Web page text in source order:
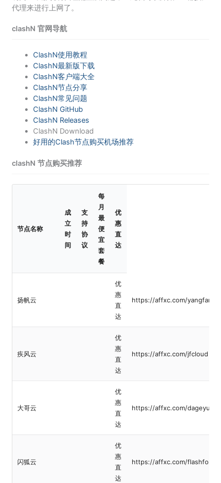
代理来进行上网了。
clashN 官网导航
ClashN使用教程
ClashN最新版下载
ClashN客户端大全
ClashN节点分享
ClashN常见问题
ClashN GitHub
ClashN Releases
ClashN Download
好用的Clash节点购买机场推荐
clashN 节点购买推荐
节点名称
成
立
时
间
支
持
协
议
每
月
最
便
宜
套
餐
优
惠
直
达
扬帆云
优
惠
直
达
https://affxc.com/
疾风云
优
惠
直
达
https://affxc.com/jfcloud
大哥云
优
惠
直
达
https://affxc.com/dageyun
闪狐云
优
惠
直
达
https://affxc.com/flashfox